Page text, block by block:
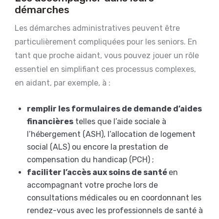
démarches
Les démarches administratives peuvent être
particulièrement compliquées pour les seniors. En
tant que proche aidant, vous pouvez jouer un rôle
essentiel en simplifiant ces processus complexes,
en aidant, par exemple, à :
remplir les formulaires de demande d’aides
financières telles que l’aide sociale à
l’hébergement (ASH), l’allocation de logement
social (ALS) ou encore la prestation de
compensation du handicap (PCH) ;
faciliter l’accès aux soins de santé en
accompagnant votre proche lors de
consultations médicales ou en coordonnant les
rendez-vous avec les professionnels de santé à